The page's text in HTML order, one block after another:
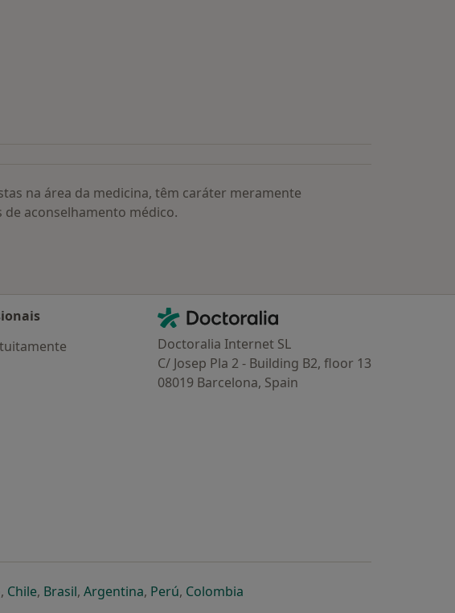
na área da medicina, têm caráter meramente
aconselhamento médico.
Contacto
Doctoralia - Homepage
Doctoralia Internet SL
C/ Josep Pla 2 - Building B2, floor 13
08019 Barcelona, Spain
novo separador
abre num novo separador
, Chileabre num novo separador
, Brasilabre num novo separador
, Argentinaabre num novo separador
, Perúabre num novo separador
, Colombiaabre num novo separador